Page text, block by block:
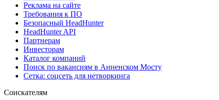
Реклама на сайте
Требования к ПО
Безопасный HeadHunter
HeadHunter API
Партнерам
Инвесторам
Каталог компаний
Поиск по вакансиям в Анненском Мосту
Сетка: соцсеть для нетворкинга
Соискателям